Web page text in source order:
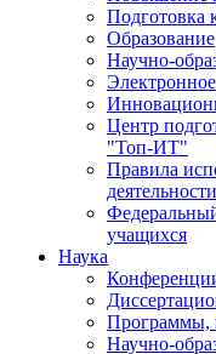
Подготовка
Образование
Научно-
Центр
"Топ-ИТ"
Правила
деятельности
учащихся
Наука
Программы,
Научно-